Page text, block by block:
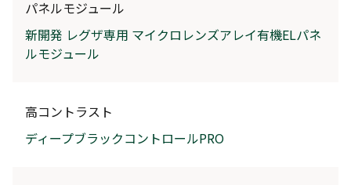
パネルモジュール
新開発 レグザ専用 マイクロレンズアレイ有機ELパネ
ルモジュール
高コントラスト
ディープブラックコントロールPRO